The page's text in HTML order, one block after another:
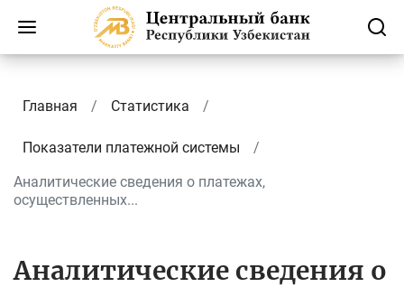
Главная Статистика
Показатели платежной системы
Аналитические сведения о платежах,
осуществленных...
Аналитические сведения о